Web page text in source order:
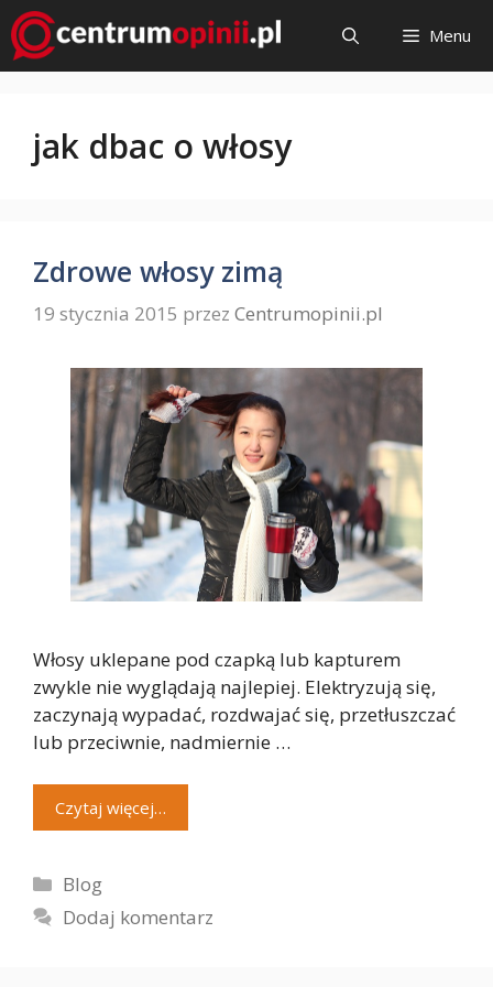
Przejdź
do
treści
Menu
jak dbac o włosy
Zdrowe włosy zimą
19 stycznia 2015 przez Centrumopinii.pl
Włosy uklepane pod czapką lub kapturem
zwykle nie wyglądają najlepiej. Elektryzują się,
zaczynają wypadać, rozdwajać się, przetłuszczać
lub przeciwnie, nadmiernie …
Czytaj więcej…
Kategorie
Blog
Dodaj komentarz